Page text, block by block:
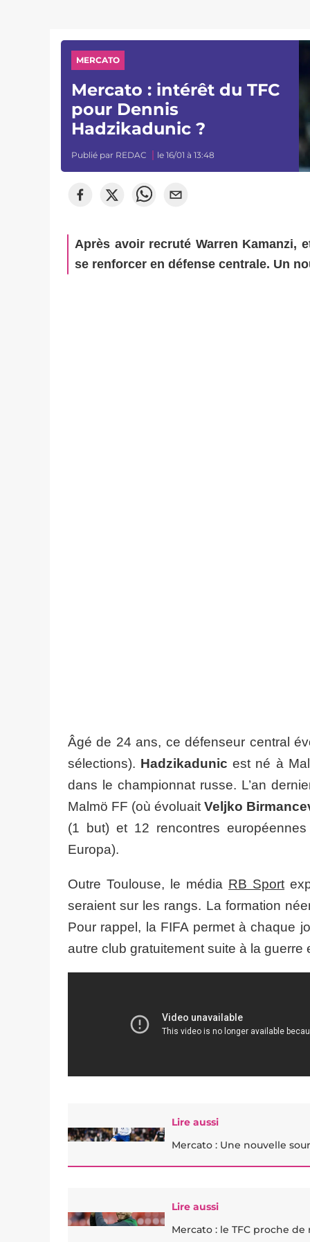
MERCATO
Mercato : intérêt du TFC
pour Dennis
Hadzikadunic ?
Publié par REDAC le 16/01 à 13:48
Après avoir recruté Warren Kamanzi,
se renforcer en défense centrale. Un
Âgé de 24 ans, ce défenseur central
sélections). Hadzikadunic est né à
dans le championnat russe. L’an
Malmö FF (où évoluaitVeljko
(1 but) et 12 rencontres
Europa).
Outre Toulouse, le média RB Sport
seraient sur les rangs. La formation
Pour rappel, la FIFA permet à chaque
autre club gratuitement suite à la guerre
Lire aussi
Mercato : Une nouvelle
Lire aussi
Mercato : le TFC proche